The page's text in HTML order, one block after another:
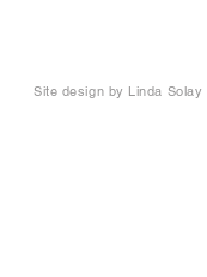
Site design by Linda Solay